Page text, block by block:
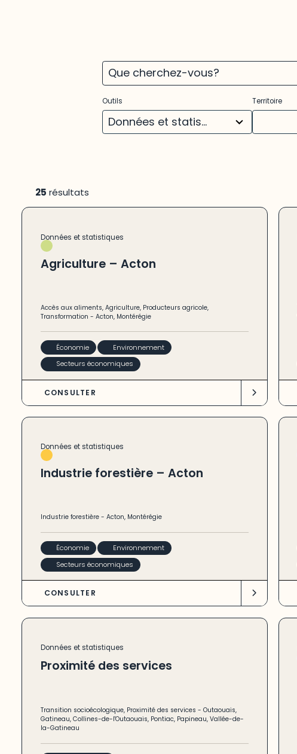
Outils
Données et statistiques (25)
3
results
available
Territoire
22
results
25 résultats
Données et statistiques
Agriculture – Acton
Accès aux aliments, Agriculture, Producteurs agricole,
Transformation - Acton, Montérégie
Économie
Environnement
Secteurs économiques
CONSULTER
Données et statistiques
Industrie forestière – Acton
Industrie forestière- Acton, Montérégie
Économie
Environnement
Secteurs économiques
CONSULTER
Données et statistiques
Proximité des services
Transition socioécologique, Proximité des services - Outaouais,
Gatineau, Collines-de-l'Outaouais, Pontiac, Papineau, Vallée-de-
la-Gatineau